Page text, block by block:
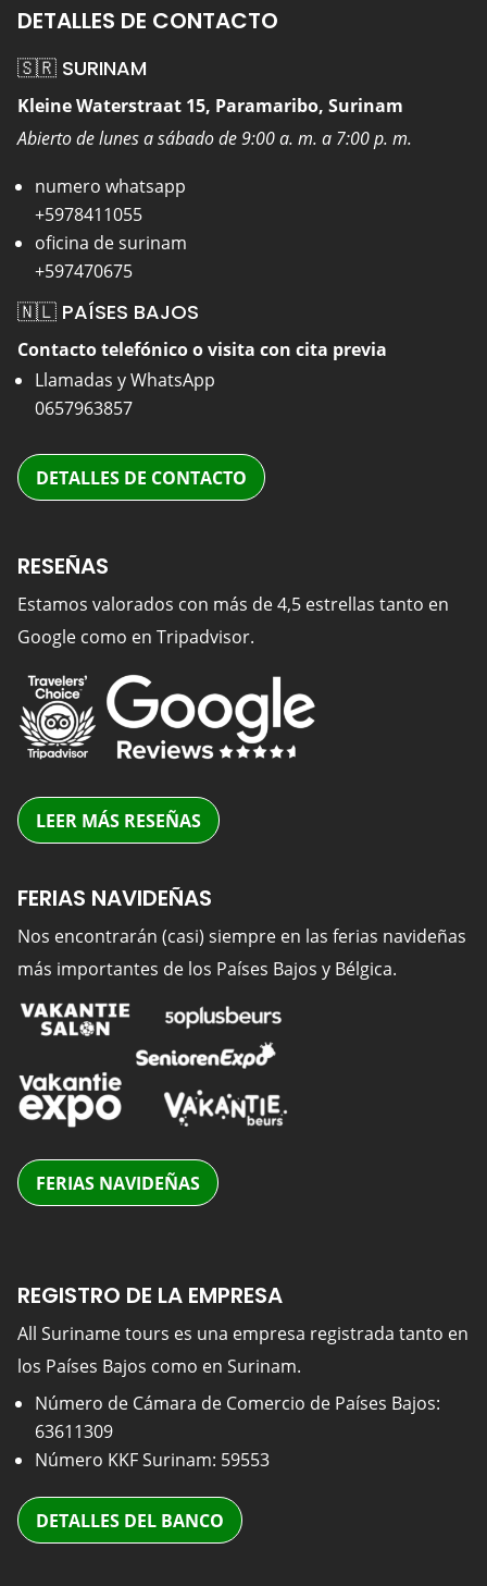
DETALLES DE CONTACTO
🇸🇷 SURINAM
Kleine Waterstraat 15, Paramaribo, Surinam
Abierto de lunes a sábado de 9:00 a. m. a 7:00 p. m.
numero whatsapp
+5978411055
oficina de surinam
+597470675
🇳🇱 PAÍSES BAJOS
Contacto telefónico o visita con cita previa
Llamadas y WhatsApp
0657963857
DETALLES DE CONTACTO
RESEÑAS
Estamos valorados con más de 4,5 estrellas tanto en
Google como en Tripadvisor.
LEER MÁS RESEÑAS
FERIAS NAVIDEÑAS
Nos encontrarán (casi) siempre en las ferias navideñas
más importantes de los Países Bajos y Bélgica.
FERIAS NAVIDEÑAS
REGISTRO DE LA EMPRESA
All Suriname tours es una empresa registrada tanto en
los Países Bajos como en Surinam.
Número de Cámara de Comercio de Países Bajos:
63611309
Número KKF Surinam: 59553
DETALLES DEL BANCO